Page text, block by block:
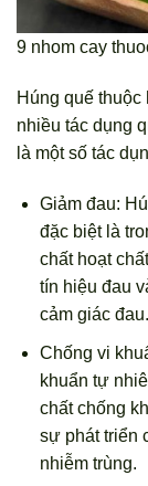
9 nhom cay
Húng quế thuộc
nhiều tác dụng
là một số tác
Giảm đau:
đặc biệt là
chất hoạt
tín hiệu đau
cảm giác đau.
Chống vi
khuẩn tự
chất chống
sự phát triển
nhiễm trùng.